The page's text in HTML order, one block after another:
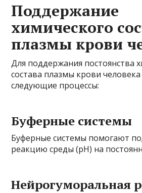
Поддержание
химического
плазмы крови
Для поддержания постоянства
состава плазмы крови
следующие процессы:
Буферные системы
Буферные системы помогают
реакцию среды (pH) на
Нейрогуморальная